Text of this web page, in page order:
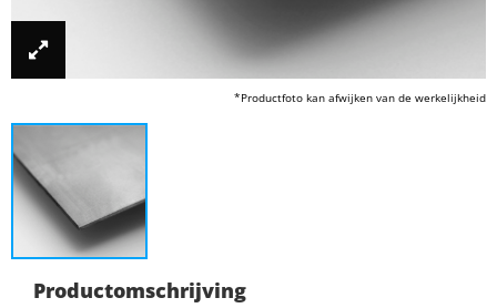
*Productfoto kan afwijken van de werkelijkheid
Productomschrijving